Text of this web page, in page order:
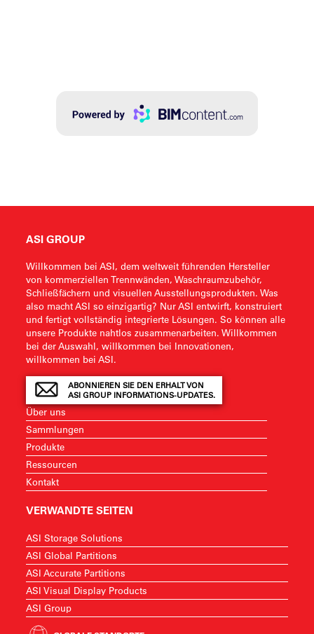
ASI GROUP
Willkommen bei ASI, dem weltweit führenden Hersteller
von kommerziellen Trennwänden, Waschraumzubehör,
Schließfächern und visuellen Ausstellungsprodukten. Was
also macht ASI so einzigartig? Nur ASI entwirft, konstruiert
und fertigt vollständig integrierte Lösungen. So können alle
unsere Produkte nahtlos zusammenarbeiten. Willkommen
bei der Auswahl, willkommen bei Innovationen,
willkommen bei ASI.
ABONNIEREN SIE DEN ERHALT VON
ASI GROUP INFORMATIONS-UPDATES.
Über uns
Sammlungen
Produkte
Ressourcen
Kontakt
VERWANDTE SEITEN
ASI Storage Solutions
ASI Global Partitions
ASI Accurate Partitions
ASI Visual Display Products
ASI Group